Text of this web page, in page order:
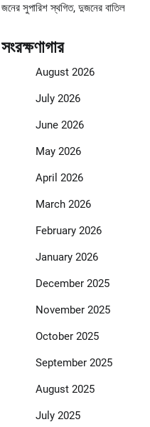
জনের সুপারিশ স্থগিত, দুজনের বাতিল
সংরক্ষণাগার
August 2026
July 2026
June 2026
May 2026
April 2026
March 2026
February 2026
January 2026
December 2025
November 2025
October 2025
September 2025
August 2025
July 2025